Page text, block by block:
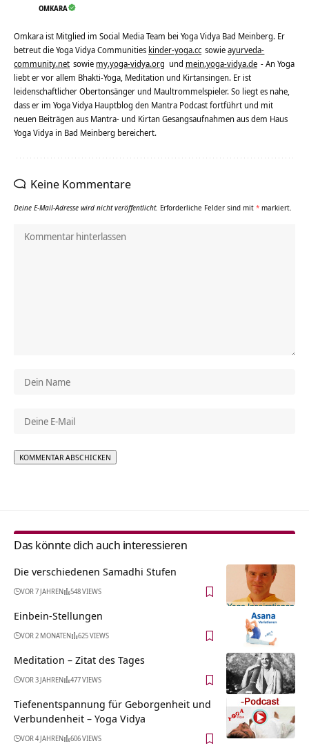
OMKARA
Omkara ist Mitglied im Social Media Team bei Yoga Vidya Bad Meinberg. Er
betreut die Yoga Vidya Communities kinder-yoga.cc sowieayurveda-
community.net sowie my.yoga-vidya.org und mein.yoga-vidya.de - An Yoga
liebt er vor allem Bhakti-Yoga, Meditation und Kirtansingen. Er ist
leidenschaftlicher Obertonsänger und Maultrommelspieler. So liegt es nahe,
dass er im Yoga Vidya Hauptblog den Mantra Podcast fortführt und mit
neuen Beiträgen aus Mantra- und Kirtan Gesangsaufnahmen aus dem Haus
Yoga Vidya in Bad Meinberg bereichert.
Keine Kommentare
Deine E-Mail-Adresse wird nicht veröffentlicht. Erforderliche Felder sind mit * markiert.
Das könnte dich auch interessieren
Die verschiedenen Samadhi Stufen
VOR 7 JAHREN 548 VIEWS
Einbein-Stellungen
VOR 2 MONATEN 625 VIEWS
Meditation – Zitat des Tages
VOR 3 JAHREN 477 VIEWS
Tiefenentspannung für Geborgenheit und
Verbundenheit – Yoga Vidya
VOR 4 JAHREN 606 VIEWS